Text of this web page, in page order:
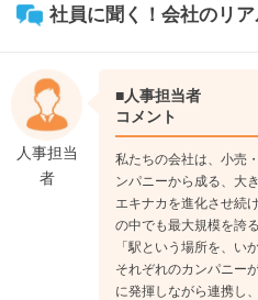
《入社3年目》
↓
《入社6年目》
適性に応じ、様々な部門に配属
管理栄養士職
JR東日本グループや各企業の社
養管理などの業務を中心として
社員に聞く！会社のリ
人事担当
者
■人事担当者
コメント
私たちの会社は、小売
ンパニーから成る、大
エキナカを進化させ続
の中でも最大規模を誇
「駅という場所を、い
それぞれのカンパニー
に発揮しながら連携し